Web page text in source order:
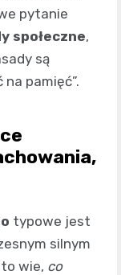
pytanie
społeczne,
są
pamięć”.
typowe jest
silnym
wie, co